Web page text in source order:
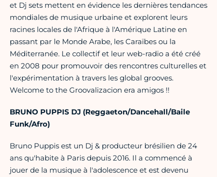
et Dj sets mettent en évidence les dernières tendances
mondiales de musique urbaine et explorent leurs
racines locales de l'Afrique à l'Amérique Latine en
passant par le Monde Arabe, les Caraïbes ou la
Méditerranée. Le collectif et leur web-radio a été créé
en 2008 pour promouvoir des rencontres culturelles et
l'expérimentation à travers les global grooves.
Welcome to the Groovalizacion era amigos !!
BRUNO PUPPIS DJ (Reggaeton/Dancehall/Baile
Funk/Afro)
Bruno Puppis est un Dj & producteur brésilien de 24
ans qu'habite à Paris depuis 2016. Il a commencé à
jouer de la musique à l'adolescence et est devenu